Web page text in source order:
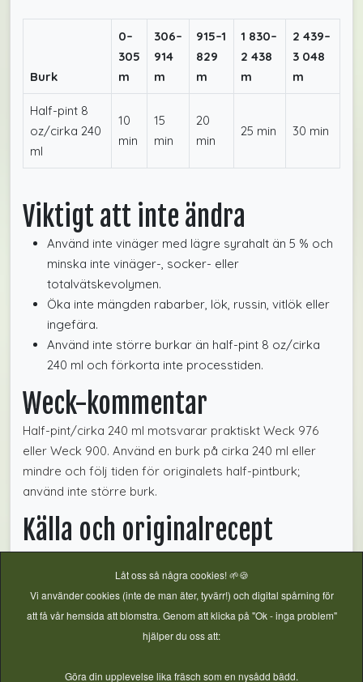
Burk
0–
305
m
306–
914
m
915–1
829
m
1 830–
2 438
m
2 439–
3 048
m
Half-pint 8
oz/cirka 240
ml
10
min
15
min
20
min
25 min 30 min
Viktigt att inte ändra
Använd inte vinäger med lägre syrahalt än 5 % och
minska inte vinäger-, socker- eller
totalvätskevolymen.
Öka inte mängden rabarber, lök, russin, vitlök eller
ingefära.
Använd inte större burkar än half-pint 8 oz/cirka
240 ml och förkorta inte processtiden.
Weck-kommentar
Half-pint/cirka 240 ml motsvarar praktiskt Weck 976
eller Weck 900. Använd en burk på cirka 240 ml eller
mindre och följ tiden för originalets half-pintburk;
använd inte större burk.
Källa och originalrecept
Fullständigt granskat frånBall Mason Jars: Orange Rhubarb
. Höjdtillägg frånBalls höjdtabell. Kontrollerat 2026-
07-23.
Låt oss så några cookies! 🌱🍪
Vi använder cookies (inte de man äter, tyvärr!) och digital spårning för
att få vår hemsida att blomstra. Genom att klicka på "Ok - inga problem"
hjälper du oss att:
Göra din upplevelse lika fräsch som en nysådd bädd.